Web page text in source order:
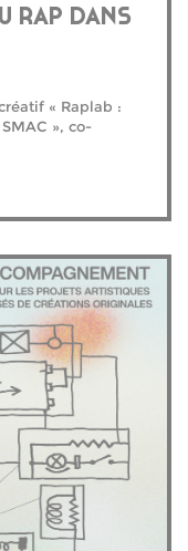
RAP DANS
« Raplab :
», co-